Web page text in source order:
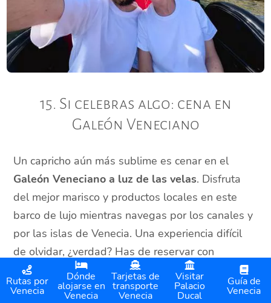
15. Si celebras algo: cena en
Galeón Veneciano
Un capricho aún más sublime es cenar en el
Galeón Veneciano a luz de las velas. Disfruta
del mejor marisco y productos locales en este
barco de lujo mientras navegas por los canales y
por las islas de Venecia. Una experiencia difícil
de olvidar, ¿verdad? Has de reservar con
antelación para coger sitio:
Rutas por
Venecia
Dónde
alojarse en
Venecia
Tarjetas de
transporte
Venecia
Visitar
Palacio
Ducal
Guía de
Venecia